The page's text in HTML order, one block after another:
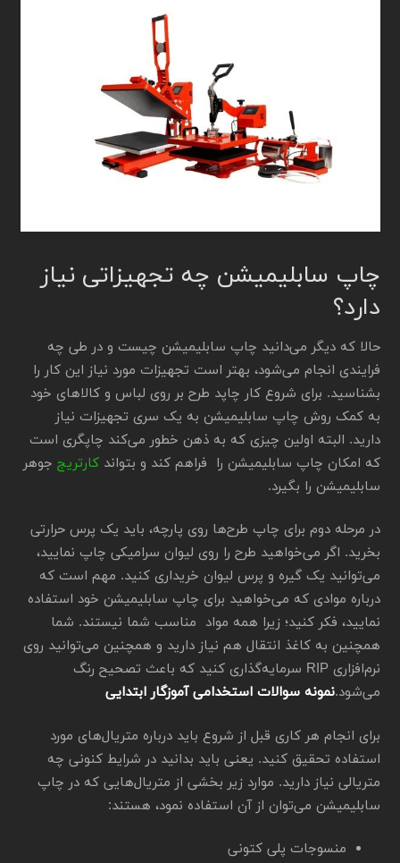
چاپ سابلیمیشن چه تجهیزاتی نیاز
دارد؟
حالا که دیگر می‌دانید چاپ سابلیمیشن چیست و در طی چه
فرایندی انجام می‌شود، بهتر است تجهیزات مورد نیاز این کار را
بشناسید. برای شروع کار چاپد طرح بر روی لباس و کالاهای خود
به کمک روش چاپ سابلیمیشن به یک سری تجهیزات نیاز
دارید. البته اولین چیزی که به ذهن خطور می‌کند چاپگری است
که امکان چاپ سابلیمیشن را فراهم کند و بتواندکارتریج جوهر
سابلیمیشن را بگیرد.
در مرحله دوم برای چاپ طرح‌ها روی پارچه، باید یک پرس حرارتی
بخرید. اگر می‌خواهید طرح را روی لیوان سرامیکی چاپ نمایید،
می‌توانید یک گیره و پرس لیوان خریداری کنید. مهم است که
درباره موادی که می‌خواهید برای چاپ سابلیمیشن خود استفاده
نمایید، فکر کنید؛ زیرا همه مواد مناسب شما نیستند. شما
همچنین به کاغذ انتقال هم نیاز دارید و همچنین می‌توانید روی
نرم‌افزاری RIP سرمایه‌گذاری کنید که باعث تصحیح رنگ
می‌شود.نمونه سوالات استخدامی آموزگار ابتدایی
برای انجام هر کاری قبل از شروع باید درباره متریال‌های مورد
استفاده تحقیق کنید. یعنی باید بدانید در شرایط کنونی چه
متریالی نیاز دارید. موارد زیر بخشی از متریال‌هایی که در چاپ
سابلیمیشن می‌توان از آن استفاده نمود، هستند:
منسوجات پلی کتونی